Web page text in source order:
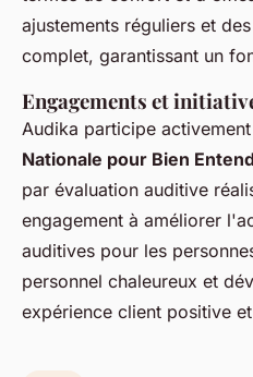
ajustements réguliers et
complet, garantissant un
Engagements et
Audika participe
Nationale pour Bien
par évaluation auditive
engagement à améliorer
auditives pour les
personnel chaleureux et
expérience client positive